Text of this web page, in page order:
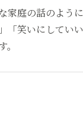
家庭の話のよう
「笑いにしてい